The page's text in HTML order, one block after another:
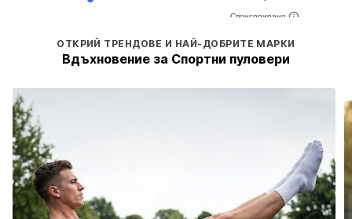
ОТКРИЙ ТРЕНДОВЕ И НАЙ-ДОБРИТЕ МАРКИ
Вдъхновение за Спортни пуловери